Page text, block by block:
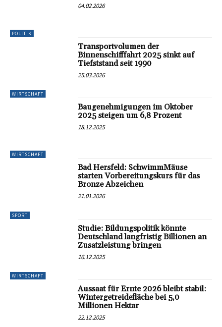
POLITIK
04.02.2026
WIRTSCHAFT
Transportvolumen der
Binnenschifffahrt 2025 sinkt auf
Tiefststand seit 1990
25.03.2026
WIRTSCHAFT
Baugenehmigungen im Oktober
2025 steigen um 6,8 Prozent
18.12.2025
SPORT
Bad Hersfeld: SchwimmMäuse
starten Vorbereitungskurs für das
Bronze Abzeichen
21.01.2026
WIRTSCHAFT
Studie: Bildungspolitik könnte
Deutschland langfristig Billionen an
Zusatzleistung bringen
16.12.2025
Aussaat für Ernte 2026 bleibt stabil:
Wintergetreidefläche bei 5,0
Millionen Hektar
22.12.2025